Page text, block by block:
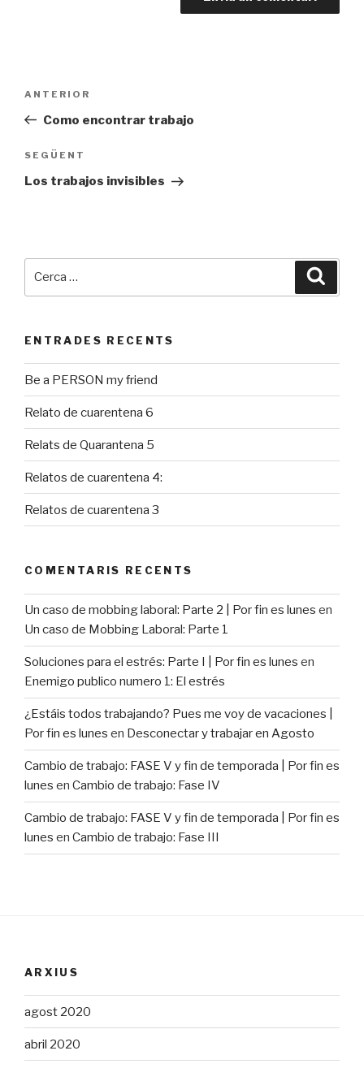
Entrada
prèvia
ANTERIOR
Como encontrar trabajo
Entrada
següent
SEGÜENT
Los trabajos invisibles
ENTRADES RECENTS
Be a PERSON my friend
Relato de cuarentena 6
Relats de Quarantena 5
Relatos de cuarentena 4:
Relatos de cuarentena 3
COMENTARIS RECENTS
Un caso de mobbing laboral: Parte 2 | Por fin es lunes en
Un caso de Mobbing Laboral: Parte 1
Soluciones para el estrés: Parte I | Por fin es lunes en
Enemigo publico numero 1: El estrés
¿Estáis todos trabajando? Pues me voy de vacaciones |
Por fin es lunes en Desconectar y trabajar en Agosto
Cambio de trabajo: FASE V y fin de temporada | Por fin es
lunes en Cambio de trabajo: Fase IV
Cambio de trabajo: FASE V y fin de temporada | Por fin es
lunes en Cambio de trabajo: Fase III
ARXIUS
agost 2020
abril 2020